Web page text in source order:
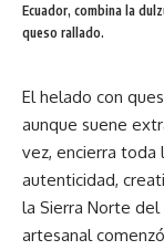
Ecuador, combina la
queso rallado.
El helado con
aunque suene
vez, encierra toda
autenticidad,
la Sierra Norte
artesanal